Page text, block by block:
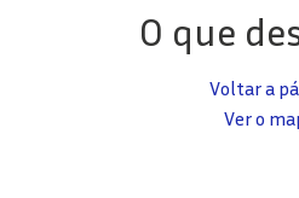
O que
Voltar a
Ver o